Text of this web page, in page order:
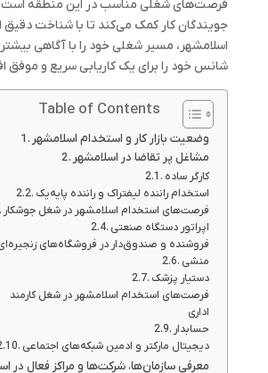
فرصت‌های شغلی مناسب در این منطقه است.
جویندگان کار کمک می‌کند تا با شناخت دقیق از
اسلامشهر، مسیر شغلی خود را با آگاهی
شانس خود را برای یک کاریابی سریع و موفق
Table of Contents
وضعیت بازار کار و استخدام اسلامشهر
مشاغل پر تقاضا در اسلامشهر
کارگر ساده
استخدام راننده لیفتراک و راننده پایه‌یک
فرصت‌های استخدام اسلامشهر در شغل جوشکار
اپراتور دستگاه صنعتی
فروشنده و صندوق‌دار در فروشگاه‌های
منشی
دستیار پزشک
فرصت‌های استخدام اسلامشهر در شغل کارمند
اداری
حسابدار
دیجیتال مارکتر و ادمین شبکه‌های اجتماعی
معرفی سازمان‌ها، شرکت‌ها و مراکز فعال در